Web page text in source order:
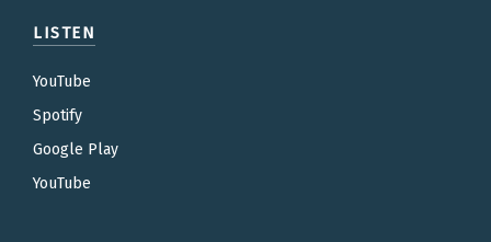
LISTEN
YouTube
Spotify
Google Play
YouTube